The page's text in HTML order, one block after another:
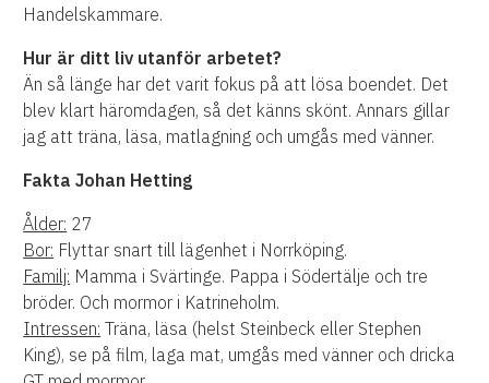
Handelskammare.
Hur är ditt liv utanför arbetet?
Än så länge har det varit fokus på att lösa boendet. Det
blev klart häromdagen, så det känns skönt. Annars gillar
jag att träna, läsa, matlagning och umgås med vänner.
Fakta Johan Hetting
Ålder: 27
Bor: Flyttar snart till lägenhet i Norrköping.
Familj: Mamma i Svärtinge. Pappa i Södertälje och tre
bröder. Och mormor i Katrineholm.
Intressen: Träna, läsa (helst Steinbeck eller Stephen
King), se på film, laga mat, umgås med vänner och dricka